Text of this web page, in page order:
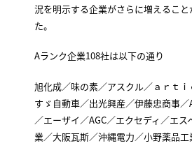
況を明示する企業がさらに増えるこ
た。
Aランク企業108社は以下の通り
旭化成／味の素／アスクル／ａｒｔ
すゞ自動車／出光興産／伊藤忠商事／
／エーザイ／AGC／エクセディ／エ
業／大阪瓦斯／沖縄電力／小野薬品